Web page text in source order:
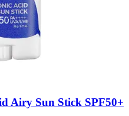
Airy Sun Stick SPF50+